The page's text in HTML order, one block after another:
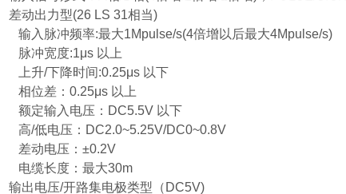
差动出力型(26 LS 31相当)
输入脉冲频率:最大1Mpulse/s(4倍增以后最大4Mpulse/s)
脉冲宽度:1μs 以上
上升/下降时间:0.25μs 以下
相位差：0.25μs 以上
额定输入电压：DC5.5V 以下
高/低电压：DC2.0~5.25V/DC0~0.8V
差动电压：±0.2V
电缆长度：最大30m
输出电压/开路集电极类型（DC5V)